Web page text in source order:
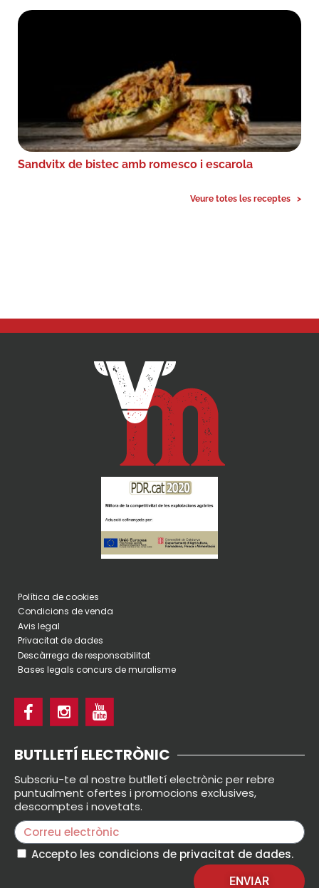
Sandvitx de bistec amb romesco i escarola
Veure totes les receptes >
Política de cookies
Condicions de venda
Avis legal
Privacitat de dades
Descàrrega de responsabilitat
Bases legals concurs de muralisme
BUTLLETÍ ELECTRÒNIC
Subscriu-te al nostre butlletí electrònic per rebre
puntualment ofertes i promocions exclusives,
descomptes i novetats.
Accepto les condicions de privacitat de dades.
ENVIAR